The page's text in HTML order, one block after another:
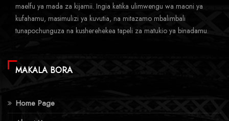
maelfu ya mada za kijamii. Ingia katika ulimwengu wa maoni ya
kufahamu, masimulizi ya kuvutia, na mitazamo mbalimbali
tunapochunguza na kusherehekea tapeli za matukio ya binadamu.
MAKALA BORA
Home Page